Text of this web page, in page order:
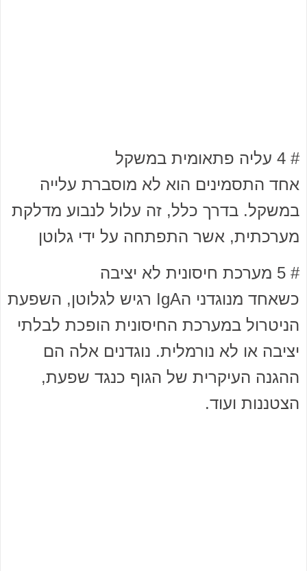
# 4 עליה פתאומית במשקל
אחד התסמינים הוא לא מוסברת עלייה
במשקל. בדרך כלל, זה עלול לנבוע מדלקת
מערכתית, אשר התפתחה על ידי גלוטן
# 5 מערכת חיסונית לא יציבה
כשאחד מנוגדני הIgA רגיש לגלוטן, השפעת
הניטרול במערכת החיסונית הופכת לבלתי
יציבה או לא נורמלית. נוגדנים אלה הם
ההגנה העיקרית של הגוף כנגד שפעת,
הצטננות ועוד.